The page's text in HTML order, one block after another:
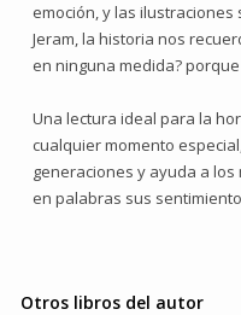
emoción, y las
Jeram, la historia nos
en ninguna medida?
Una lectura ideal para la
cualquier momento
generaciones y ayuda a
en palabras sus
Otros libros del autor